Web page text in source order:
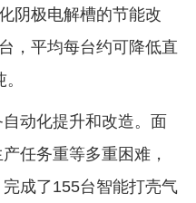
阴极电解槽的节能改
，平均每台约可降低直
动化提升和改造。面
任务重等多重困难，
成了155台智能打壳气